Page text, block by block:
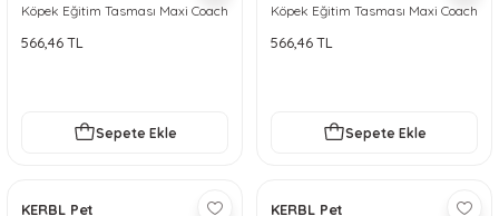
Aksesuarları
Köpek Eğitim Tasması Maxi Coach
566,46 TL
Sepete Ekle
Köpek Eğitim Tasması Maxi Coach
566,46 TL
Sepete Ekle
KERBL Pet KERBL Pet